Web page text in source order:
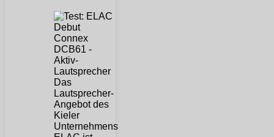
Das
Lautsprecher-
Angebot des
Kieler
Unternehmens